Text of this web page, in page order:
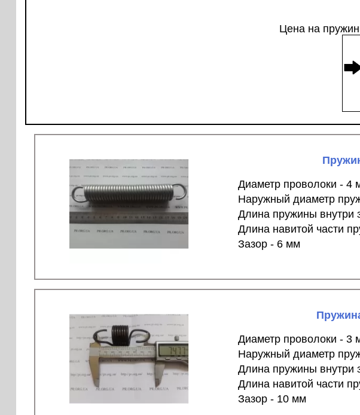
Цена на
Диаметр проволоки - 4
Наружный диаметр
Длина пружины внутри
Длина навитой части
Зазор - 6 мм
Диаметр проволоки - 3
Наружный диаметр
Длина пружины внутри
Длина навитой части
Зазор - 10 мм